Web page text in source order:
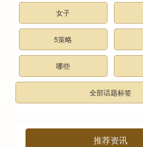
女子
5策略
哪些
全部话题标签
推荐资讯